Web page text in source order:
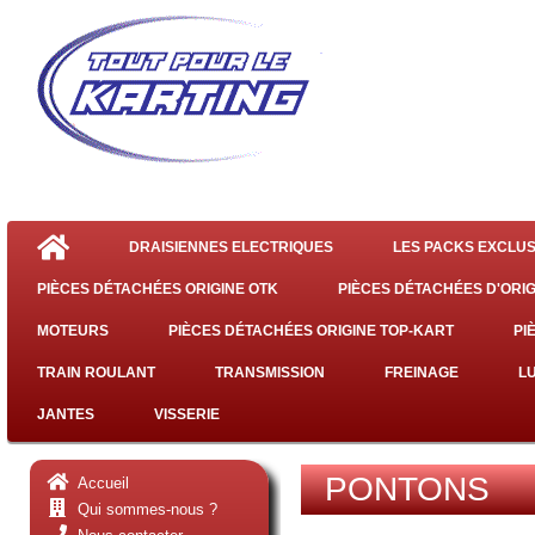
DRAISIENNES ELECTRIQUES LES PACKS
PIÈCES DÉTACHÉES ORIGINE OTK PIÈCES DÉTACHÉES
MOTEURS PIÈCES DÉTACHÉES ORIGINE TOP-KART
TRAIN ROULANT TRANSMISSION FREINAGE
JANTES VISSERIE
Accueil
Qui sommes-nous ?
PONTONS